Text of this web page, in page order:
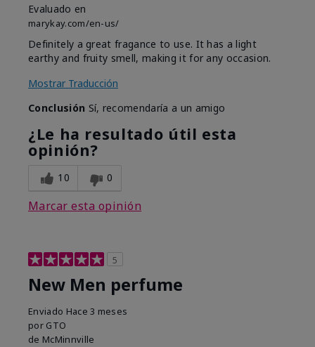
Evaluado en
marykay.com/en-us/
Definitely a great fragance to use. It has a light
earthy and fruity smell, making it for any occasion.
Mostrar Traducción
Conclusión Sí, recomendaría a un amigo
¿Le ha resultado útil esta
opinión?
10 0
Marcar esta opinión
5
New Men perfume
Enviado Hace 3 meses
por GTO
de McMinnville